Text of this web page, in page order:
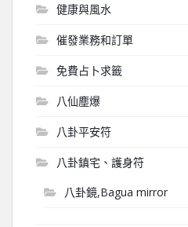
健康與風水
催發業務和訂單
免費占卜求籤
八仙塵爆
八卦平安符
八卦鎮宅、護身符
八卦鏡,Bagua mirror